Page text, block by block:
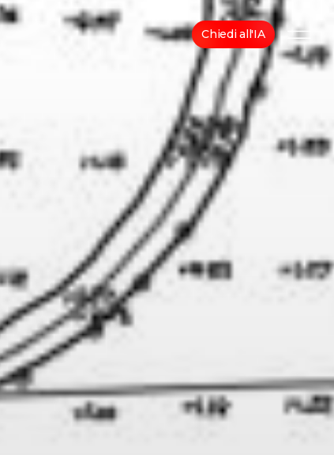
Chiedi all'IA